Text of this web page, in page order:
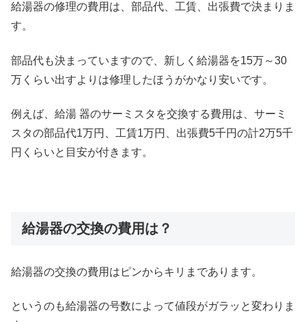
給湯器の修理の費用は、部品代、工賃、出張費で決まりま
す。
部品代も決まっていますので、新しく給湯器を15万～30
万くらい出すよりは修理したほうがかなり安いです。
例えば、給湯 器のサーミスタを交換する費用は、サーミ
スタの部品代1万円、工賃1万円、出張費5千円の計2万5千
円くらいと目安が付きます。
給湯器の交換の費用は？
給湯器の交換の費用はピンからキリまであります。
というのも給湯器の号数によって値段がガラッと変わりま